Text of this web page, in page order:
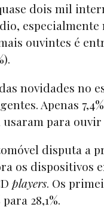
dois mil
especialmente
ouvintes é
novidades no
Apenas
usaram para
disputa a
os dispositivos
players. Os
para 28,1%.